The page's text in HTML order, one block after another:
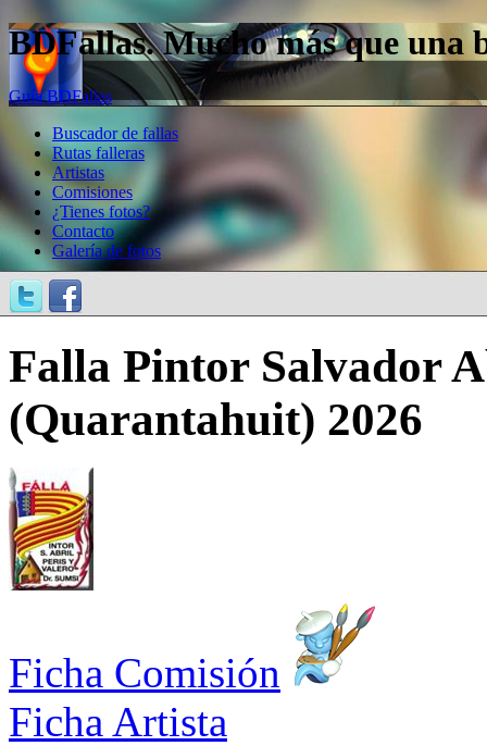
BDFallas. Mucho más que una
Guía BDFallas
Buscador de fallas
Rutas falleras
Artistas
Comisiones
¿Tienes fotos?
Contacto
Galería de fotos
Falla Pintor Salvador
(Quarantahuit) 2026
Ficha Comisión
Ficha Artista